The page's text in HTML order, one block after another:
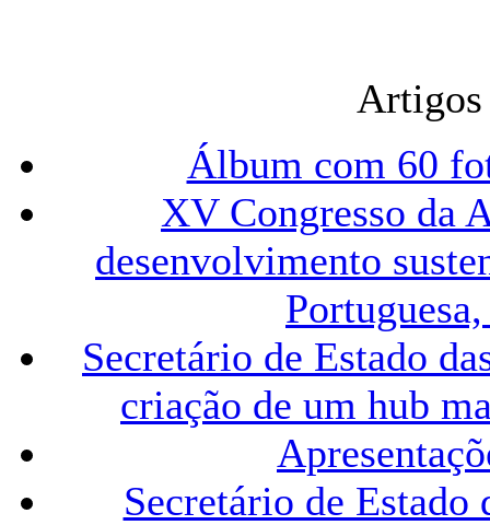
Álbum com 60
XV Congresso da
desenvolvimento
Secretário de Estado
criação de um hub
Secretário de